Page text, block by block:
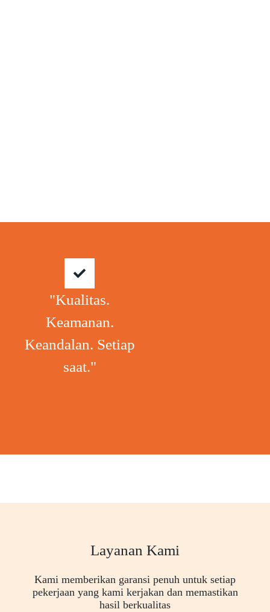
"Kualitas.
Keamanan.
Keandalan. Setiap
saat."
Layanan Kami
Kami memberikan garansi penuh untuk setiap
pekerjaan yang kami kerjakan dan memastikan
hasil berkualitas